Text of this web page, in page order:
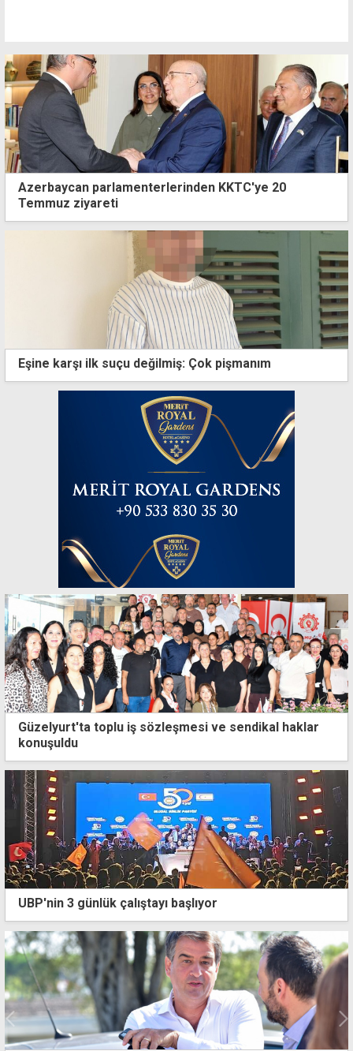
Azerbaycan parlamenterlerinden KKTC'ye 20
Temmuz ziyareti
Eşine karşı ilk suçu değilmiş: Çok pişmanım
Güzelyurt'ta toplu iş sözleşmesi ve sendikal haklar
konuşuldu
UBP'nin 3 günlük çalıştayı başlıyor